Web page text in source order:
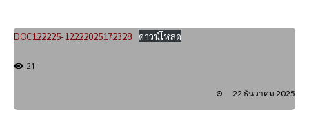
DOC122225-12222025172328 ดาวน์โหลด
21
22 ธันวาคม 2025